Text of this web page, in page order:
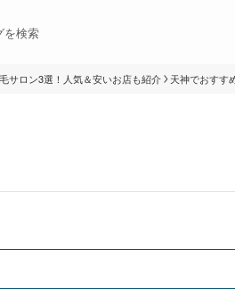
を検索
サロン3選！人気＆安いお店も紹介 天神でおすす